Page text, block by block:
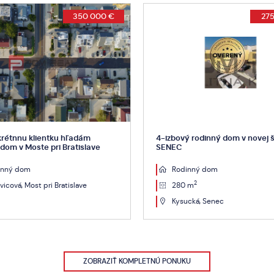
4-izbový rodinný dom v novej štvrti
SENEC
280 m2
ZOBRAZIŤ KOMPLETNÚ PONUKU